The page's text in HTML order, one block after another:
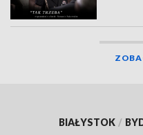
BIAŁYSTOK /